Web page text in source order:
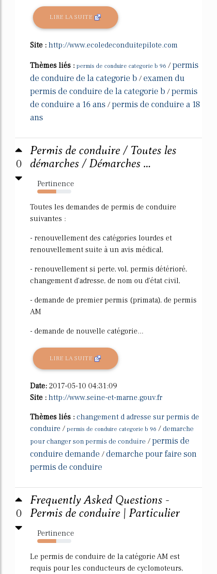
LIRE LA SUITE
Site : http://www.ecoledeconduitepilote.com
Thèmes liés : permis de conduire categorie b 96 /permis
de conduire de la categorie b /examen du
permis de conduire de la categorie b /permis
de conduire a 16 ans /permis de conduire a 18
ans
0
Permis de conduire / Toutes les
démarches / Démarches ...
Pertinence
56%
Toutes les demandes de permis de conduire
suivantes :
- renouvellement des catégories lourdes et
renouvellement suite à un avis médical,
- renouvellement si perte, vol, permis détérioré,
changement d'adresse, de nom ou d'état civil,
- demande de premier permis (primata), de permis
AM
- demande de nouvelle catégorie...
LIRE LA SUITE
Date: 2017-05-10 04:31:09
Site : http://www.seine-et-marne.gouv.fr
Thèmes liés : changement d adresse sur permis de
conduire / permis de conduire categorie b 96 / demarche
pour changer son permis de conduire /permis de
conduire demande /demarche pour faire son
permis de conduire
0
Frequently Asked Questions -
Permis de conduire | Particulier
Pertinence
56%
Le permis de conduire de la catégorie AM est
requis pour les conducteurs de cyclomoteurs,